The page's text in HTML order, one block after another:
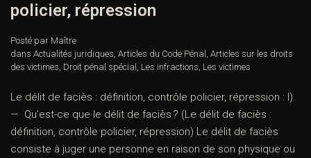
policier, répression
Posté par Maître
dans Actualités juridiques, Articles du Code Pénal , Articles sur les droits
des victimes, Droit pénal spécial , Les infractions, Les victimes
Le délit de faciès : définition, contrôle policier, répression : I).
— Qu’est-ce que le délit de faciès ? (Le délit de faciès :
définition, contrôle policier, répression) Le délit de faciès
consiste à juger une personne en raison de son physique ou